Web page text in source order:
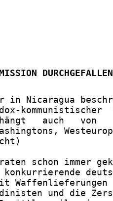
DURCHGEFALLEN